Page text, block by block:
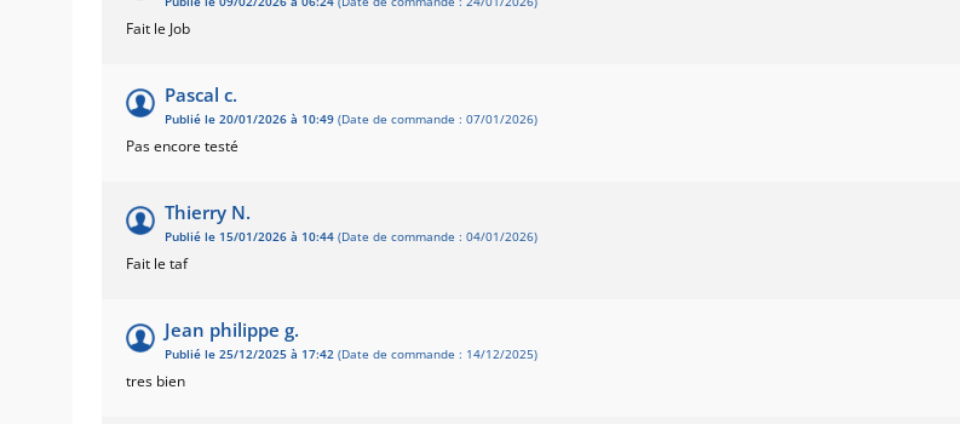
Fait le Job
Pascal c.
Publié le 20/01/2026 à 10:49 (Date de commande : 07/01/2026)
Pas encore testé
Thierry N.
Publié le 15/01/2026 à 10:44 (Date de commande : 04/01/2026)
Fait le taf
Jean philippe g.
Publié le 25/12/2025 à 17:42 (Date de commande : 14/12/2025)
tres bien